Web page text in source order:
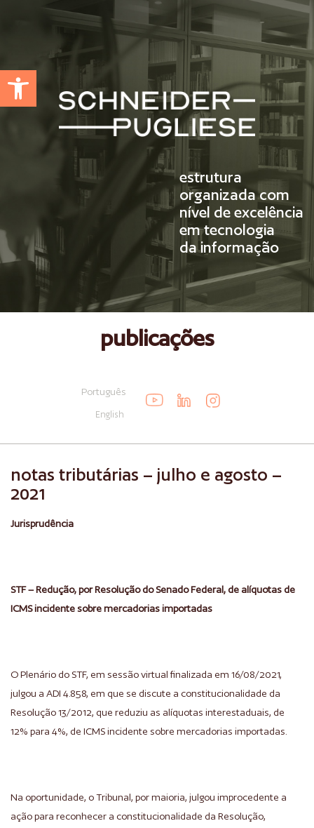
Abrir a barra de ferramentas
estrutura
organizada com
nível de excelência
em tecnologia
da informação
publicações
Português
English
notas tributárias – julho e agosto –
2021
Jurisprudência
STF – Redução, por Resolução do Senado Federal, de alíquotas de
ICMS incidente sobre mercadorias importadas
O Plenário do STF, em sessão virtual finalizada em 16/08/2021,
julgou a ADI 4.858, em que se discute a constitucionalidade da
Resolução 13/2012, que reduziu as alíquotas interestaduais, de
12% para 4%, de ICMS incidente sobre mercadorias importadas.
Na oportunidade, o Tribunal, por maioria, julgou improcedente a
ação para reconhecer a constitucionalidade da Resolução,